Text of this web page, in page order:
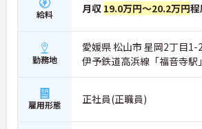
給料 月収 19.0万円～20.2万円
勤務地
愛媛県 松山市 星岡2丁目1-
伊予鉄道高浜線「福音寺駅
雇用形態 正社員(正職員)